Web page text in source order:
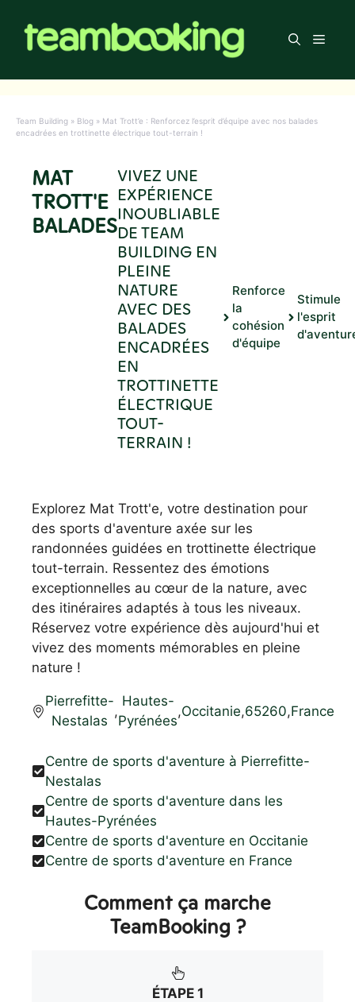
contenu
Menu
Team Building » Blog » Mat Trott’e : Renforcez l’esprit d’équipe avec nos balades
encadrées en trottinette électrique tout-terrain !
MAT
TROTT'E
BALADES
VIVEZ UNE
EXPÉRIENCE
INOUBLIABLE
DE TEAM
BUILDING EN
PLEINE
NATURE
AVEC DES
BALADES
ENCADRÉES
EN
TROTTINETTE
ÉLECTRIQUE
TOUT-
TERRAIN !
Renforce
la
cohésion
d'équipe
Stimule
l'esprit
Explorez Mat Trott'e, votre destination pour
des sports d'aventure axée sur les
randonnées guidées en trottinette électrique
tout-terrain. Ressentez des émotions
exceptionnelles au cœur de la nature, avec
des itinéraires adaptés à tous les niveaux.
Réservez votre expérience dès aujourd'hui et
vivez des moments mémorables en pleine
nature !
Pierrefitte-
Nestalas
,
Hautes-
Pyrénées
,Occitanie,65260,France
Centre de sports d'aventure à Pierrefitte-
Nestalas
Centre de sports d'aventure dans les
Hautes-Pyrénées
Centre de sports d'aventure en Occitanie
Centre de sports d'aventure en France
Comment ça marche
TeamBooking ?
ÉTAPE 1